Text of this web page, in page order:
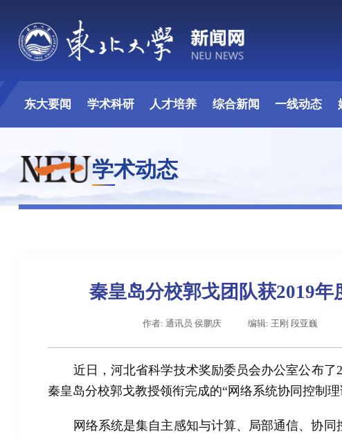
东大要闻 学术科研 人才培养 综合新闻 一线动态
学术动态
秦皇岛分校郭戈团队获2019
作者: 通讯员 侯鹏庆 编辑: 王刚 段亚巍
近日，河北省科学技术奖励委员会办公室公布了
秦皇岛分校郭戈教授领衔完成的“网络系统协同控制
网络系统是集自主感知与计算、局部通信、协